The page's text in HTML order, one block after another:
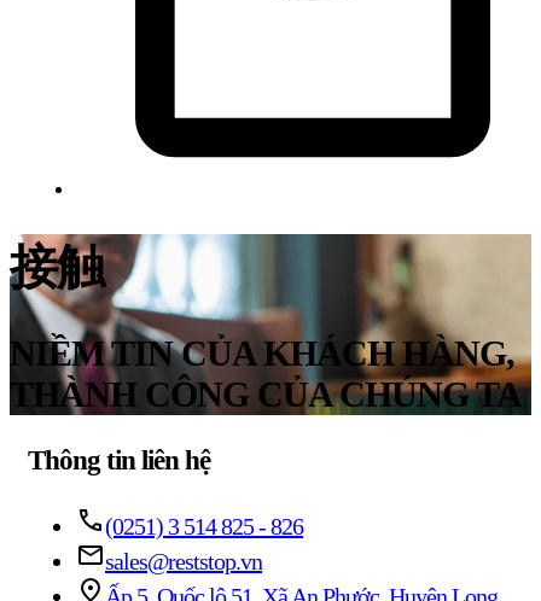
接触
NIỀM TIN CỦA KHÁCH HÀNG,
THÀNH CÔNG CỦA CHÚNG TA
Thông tin liên hệ
(0251) 3 514 825 - 826
sales@reststop.vn